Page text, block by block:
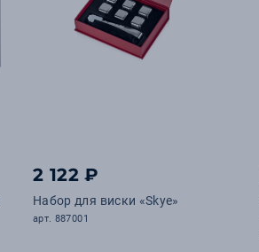
2 122 ₽
Набор для виски «Skye»
арт. 887001